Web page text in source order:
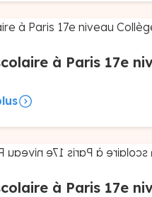
à Paris 17e
à Paris 17e